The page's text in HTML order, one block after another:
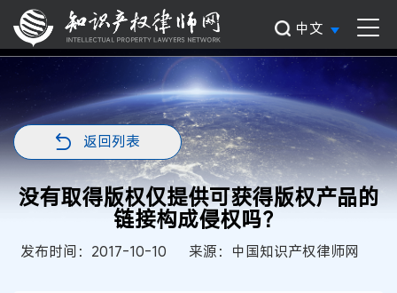
中文
返回列表
没有取得版权仅提供可获得版权产品的
链接构成侵权吗？
发布时间：2017-10-10 来源：中国知识产权律师网